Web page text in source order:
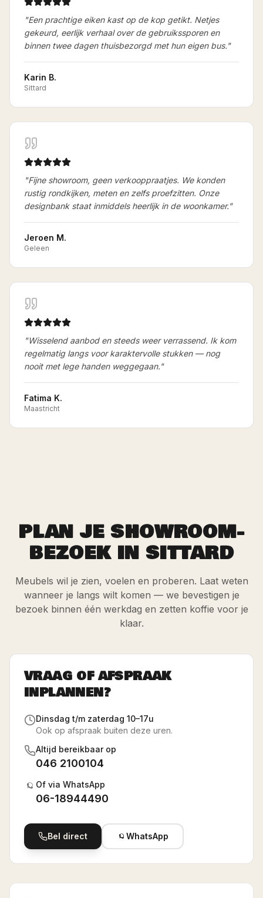
"Een prachtige eiken kast op de kop getikt. Netjes
gekeurd, eerlijk verhaal over de gebruikssporen en
binnen twee dagen thuisbezorgd met hun eigen bus."
Karin B.
Sittard
"Fijne showroom, geen verkooppraatjes. We konden
rustig rondkijken, meten en zelfs proefzitten. Onze
designbank staat inmiddels heerlijk in de woonkamer."
Jeroen M.
Geleen
"Wisselend aanbod en steeds weer verrassend. Ik kom
regelmatig langs voor karaktervolle stukken — nog
nooit met lege handen weggegaan."
Fatima K.
Maastricht
PLAN JE SHOWROOM-
BEZOEK IN SITTARD
Meubels wil je zien, voelen en proberen. Laat weten
wanneer je langs wilt komen — we bevestigen je
bezoek binnen één werkdag en zetten koffie voor je
klaar.
VRAAG OF AFSPRAAK
INPLANNEN?
Dinsdag t/m zaterdag 10–17u
Ook op afspraak buiten deze uren.
Altijd bereikbaar op
046 2100104
Of via WhatsApp
06-18944490
Bel direct WhatsApp